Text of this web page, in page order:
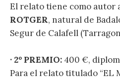
El relato tiene como autor
ROTGER, natural de
Segur de Calafell
· 2º PREMIO: 400 €,
Para el relato titulado “EL